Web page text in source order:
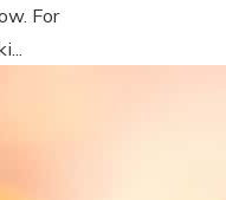
For